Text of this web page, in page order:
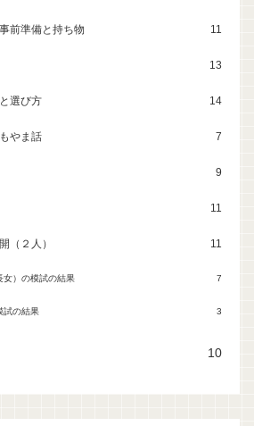
前準備と持ち物 11
13
選び方 14
やま話 7
9
11
（２人） 11
女）の模試の結果 7
試の結果 3
10